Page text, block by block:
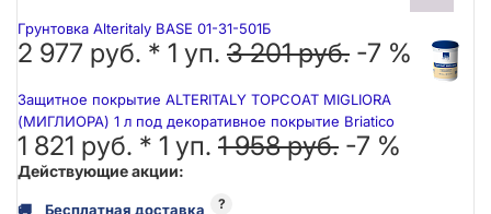
Грунтовка Alteritaly BASE 01-31-501Б
2 977 руб. * 1 уп. 3 201 руб. -7 %
Защитное покрытие ALTERITALY TOPCOAT MIGLIORA
(МИГЛИОРА) 1 л под декоративное покрытие Briatico
1 821 руб. * 1 уп. 1 958 руб. -7 %
Действующие акции:
🚚 Бесплатная доставка ?